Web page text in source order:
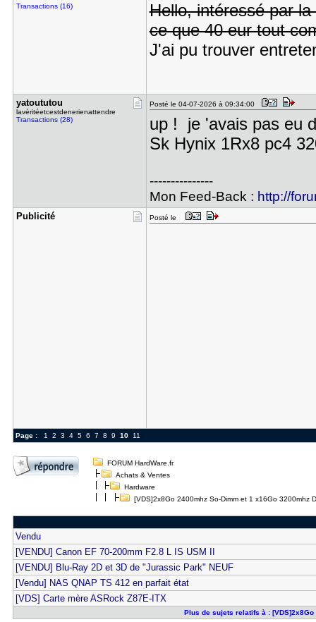
Transactions (16)
Hello, intéressé par
ce que 40 eur tout
J'ai pu trouver
yatoututou
lavéritéetcestdenerienattendre
Transactions (28)
Posté le 04-07-2026 à 09:34:00
up ! je 'avais pas eu
Sk Hynix 1Rx8 pc4
---------------
Mon Feed-Back : http://
Publicité Posté le
Page : 1 2 3 4 5 6 7 8 9 10 11
FORUM HardWare.fr
Achats & Ventes
Hardware
[VDS]2x8Go 2400mhz So-Dimm et 1 x16Go 3200mhz
Vendu
[VENDU] Canon EF 70-200mm F2.8 L IS USM II
[VENDU] Blu-Ray 2D et 3D de "Jurassic Park" NEUF
[Vendu] NAS QNAP TS 412 en parfait état
[VDS] Carte mère ASRock Z87E-ITX
Plus de sujets relatifs à : [VDS]2x8Go